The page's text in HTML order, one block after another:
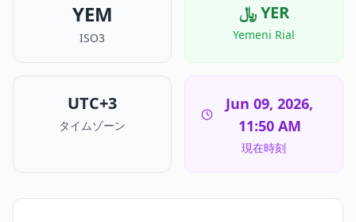
YEM
ISO3
﷼ YER
Yemeni Rial
UTC+3
タイムゾーン
Jun 09, 2026,
11:50 AM
現在時刻